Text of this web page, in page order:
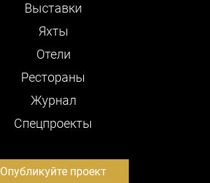
Выставки
Яхты
Отели
Рестораны
Журнал
Cпецпроекты
Опубликуйте проект